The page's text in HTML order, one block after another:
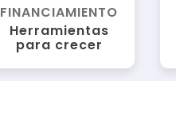
FINANCIAMIENTO
Herramientas
para crecer